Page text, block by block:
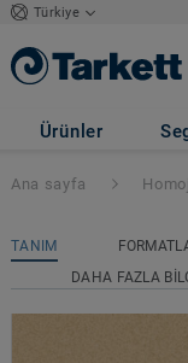
Türkiye
Ürünler
Eclipse
Ana sayfa
TANIM
DAHA FAZLA